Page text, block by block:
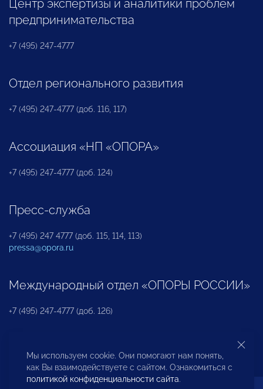
Центр экспертизы и аналитики проблем
предпринимательства
+7 (495) 247-4777
Отдел регионального развития
+7 (495) 247-4777 (доб. 116, 117)
Ассоциация «НП «ОПОРА»
+7 (495) 247-4777 (доб. 124)
Пресс-служба
+7 (495) 247 4777 (доб. 115, 114, 113)
pressa@opora.ru
Международный отдел «ОПОРЫ РОССИИ»
+7 (495) 247-4777 (доб. 126)
Бюро по защите прав предпринимателей и
инвесторов
Мы используем cookie. Они помогают нам понять,
как Вы взаимодействуете с сайтом. Ознакомиться с
политикой конфиденциальности сайта.